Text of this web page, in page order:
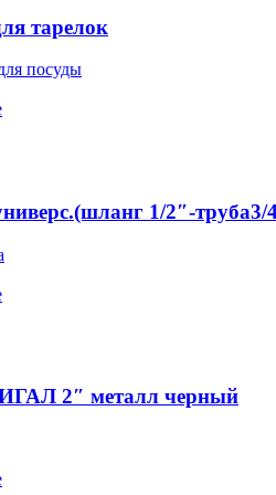
тарелок
посуды
1/2″-труба3/
2″ металл черный